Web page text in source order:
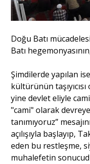
Doğu Batı
Batı
Şimdilerde yapılan
kültürünün
yine devlet eliyle
"cami" olarak
tanımıyoruz”
açılışıyla başlayıp,
eden bu restleşme,
muhalefetin